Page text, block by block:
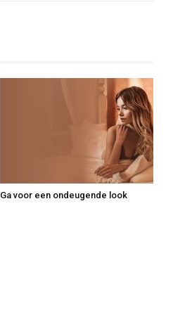
Ga voor een ondeugende look